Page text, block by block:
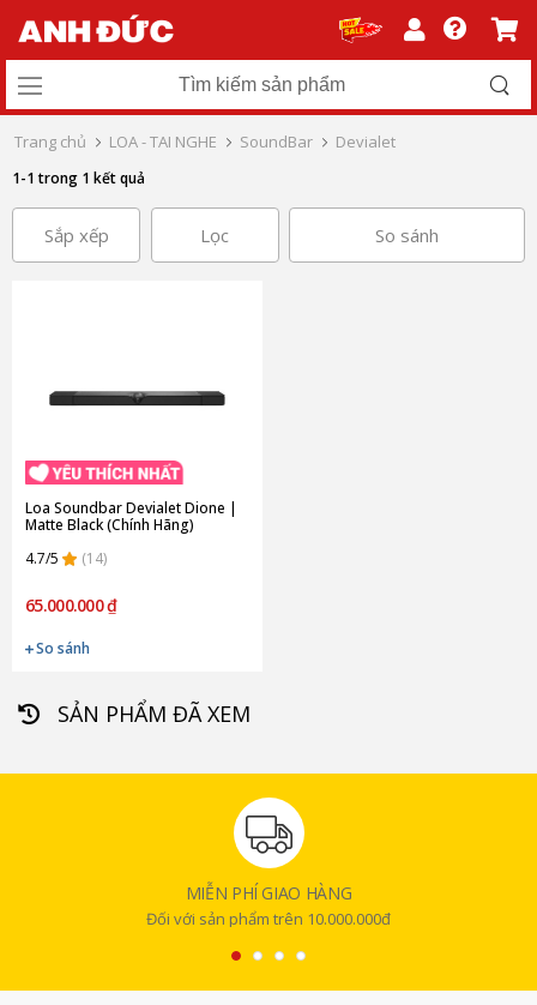
Trang chủ LOA - TAI NGHE SoundBar Devialet
1-1 trong 1 kết quả
Sắp xếp Lọc So sánh
Loa Soundbar Devialet Dione |
Matte Black (Chính Hãng)
4.7/5
(14)
65.000.000 ₫
So sánh
SẢN PHẨM ĐÃ XEM
MIỄN PHÍ GIAO HÀNG
Đối với sản phẩm trên 10.000.000đ